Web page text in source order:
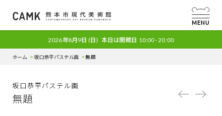
MENU
2026年8月9日 (日) 本日は開館日 10:00 - 20:00
ホーム 坂口恭平パステル画 無題
坂口恭平パステル画
無題